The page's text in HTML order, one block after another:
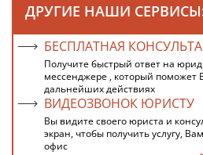
ДРУГИЕ НАШИ
БЕСПЛАТНАЯ
Получите быстрый ответ на
мессенджере , который поможет
дальнейших действиях
ВИДЕОЗВОНОК ЮРИСТУ
Вы видите своего юриста и
экран, чтобы получить услугу,
офис